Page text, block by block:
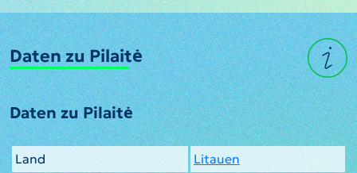
Daten zu Pilaitė
Daten zu Pilaitė
Land
Litauen